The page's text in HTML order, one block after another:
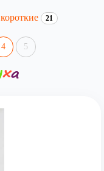
короткие 21
4 5